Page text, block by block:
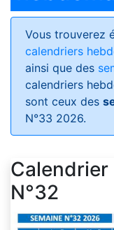
Vous trouverez
calendriers
ainsi que des
calendriers
sont ceux des
N°33 2026.
N°32